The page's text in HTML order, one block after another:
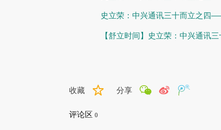
史立荣：中兴通讯三十而立之四
【舒立时间】史立荣：中兴通讯
收藏 分享
评论区 0